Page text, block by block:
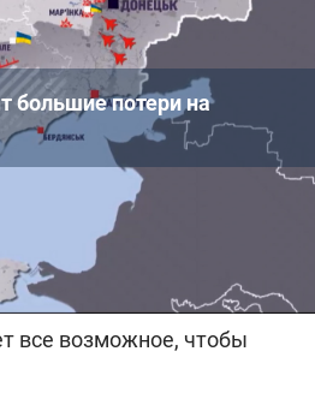
большие потери на
о том, что российская
на Харьков и захвата
все возможное, чтобы